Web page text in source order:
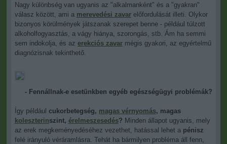
Nagy különbség van ugyanis az "alkalmanként" és a "gyakran"
válasz között, ami a merevedési zavar előfordulását illeti. Olykor
bizonyos körülmények játszanak szerepet benne - például túlzott
alkoholfogyasztás, a vágy hiánya, szorongás, stb. Ám ha semmi
sem indokolja, és az erekciós zavar mégis gyakori, az egyértelmű
diagnózisnak tekinthető.
- Fennállnak-e esetünkben egyéb egészségügyi problémák?
Így például cukorbetegség, magas vérnyomás, magas
koleszterinszint, érelmeszesedés? Minden állapot ugyanis, mely
az erek megkeményedéséhez vezethet, hatással lehet a pénisz
felé irányuló véráramlásra. Tehát ha bármilyen probléma áll fenn,